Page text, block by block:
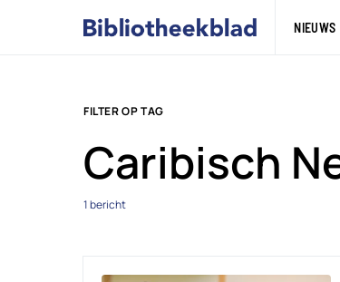
NIEUWS
FILTER OP TAG
Caribisch
1 bericht